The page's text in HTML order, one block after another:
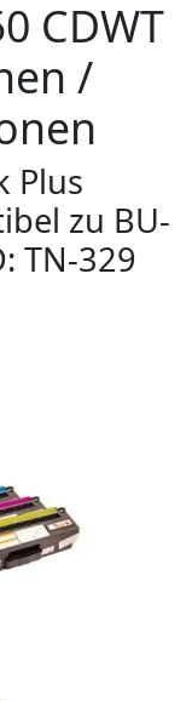
CDWT
/
Plus
zu BU-
TN-329